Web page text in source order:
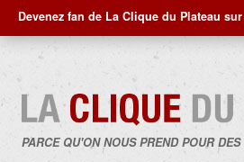
Devenez fan de La Clique du Plateau
PARCE QU'ON NOUS PREND POUR